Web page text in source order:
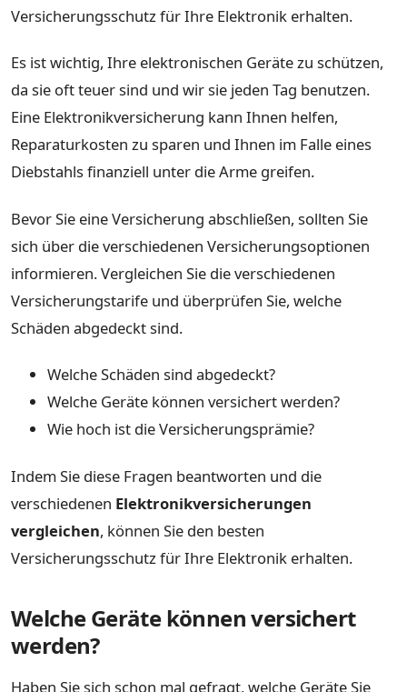
Versicherungsschutz für Ihre Elektronik erhalten.
Es ist wichtig, Ihre elektronischen Geräte zu schützen,
da sie oft teuer sind und wir sie jeden Tag benutzen.
Eine Elektronikversicherung kann Ihnen helfen,
Reparaturkosten zu sparen und Ihnen im Falle eines
Diebstahls finanziell unter die Arme greifen.
Bevor Sie eine Versicherung abschließen, sollten Sie
sich über die verschiedenen Versicherungsoptionen
informieren. Vergleichen Sie die verschiedenen
Versicherungstarife und überprüfen Sie, welche
Schäden abgedeckt sind.
Welche Schäden sind abgedeckt?
Welche Geräte können versichert werden?
Wie hoch ist die Versicherungsprämie?
Indem Sie diese Fragen beantworten und die
verschiedenen Elektronikversicherungen
vergleichen, können Sie den besten
Versicherungsschutz für Ihre Elektronik erhalten.
Welche Geräte können versichert
werden?
Haben Sie sich schon mal gefragt, welche Geräte Sie